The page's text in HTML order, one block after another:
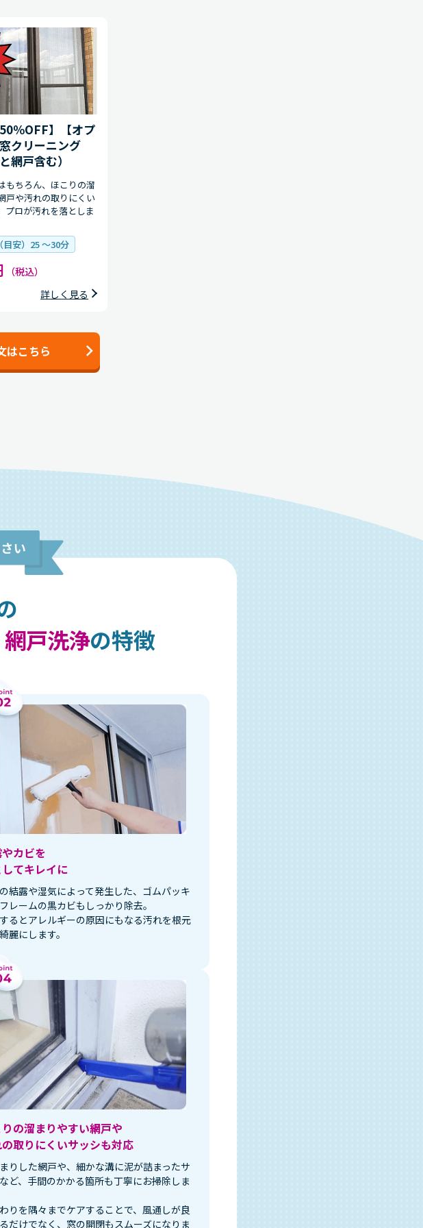
50％OFF】【オプ
クリーニング
網戸含む）
もちろん、ほこりの溜
戸や汚れの取りにくい
プロが汚れを落としま
安）25 〜30分
（税込）
詳しく見る
はこちら
戸洗浄の特徴
カビを
てキレイに
結露や湿気によって発生した、ゴムパッキ
レームの黒カビもしっかり除去。
るとアレルギーの原因にもなる汚れを根元
麗にします。
の溜まりやすい網戸や
取りにくいサッシも対応
りした網戸や、細かな溝に泥が詰まったサ
ど、手間のかかる箇所も丁寧にお掃除しま
りを隅々までケアすることで、風通しが良
だけでなく、窓の開閉もスムーズになりま